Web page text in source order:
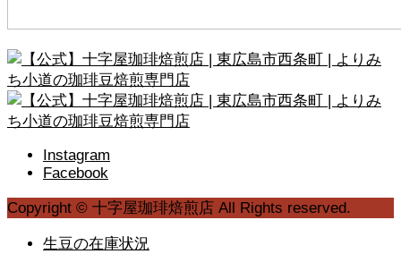
Instagram
Facebook
Copyright © 十字屋珈琲焙煎店 All Rights reserved.
生豆の在庫状況